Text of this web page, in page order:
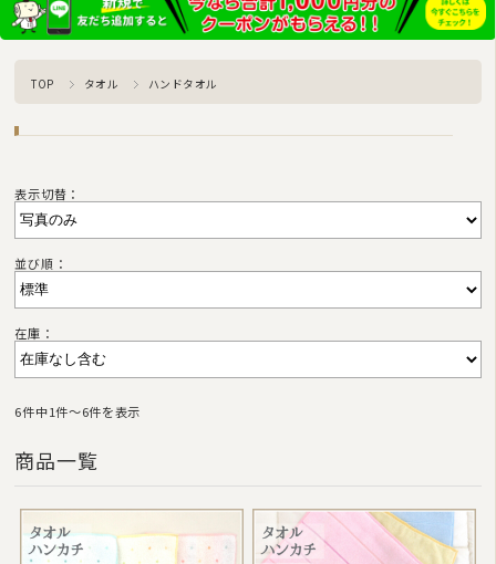
TOP タオル ハンドタオル
表示切替：
並び順：
在庫：
6件中1件〜6件を表示
商品一覧